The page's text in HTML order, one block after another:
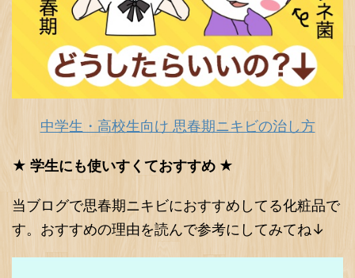
中学生・高校生向け 思春期ニキビの治し方
★ 学生にも使いすくておすすめ ★
当ブログで思春期ニキビにおすすめしてる化粧品で
す。おすすめの理由を読んで参考にしてみてね↓